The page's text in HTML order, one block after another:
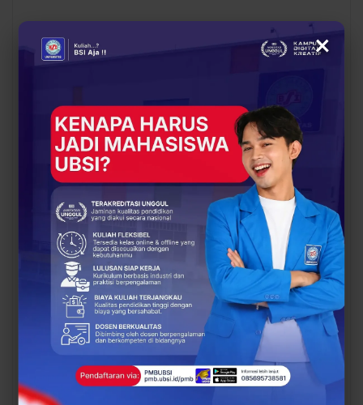
Dosen Pembimbing
Lapangan Dampingi
Keberangkatan
Mahasiswa UBSI Solo ke
Posko BSI…
Dosen Pembimbing
Lapangan Dampingi
Keberangkatan
Mahasiswa UBSI Solo ke
Posko BSI…
EDUKASI
Kesempatan Emas Guru!
Beasiswa S2 hingga
75% di UBSI, Kuliah
Magister Cuma 18 Bulan
EDUKASI
Cuma Berlaku 17
Agustus! Daftar PMB
UBSI dan Amankan
×